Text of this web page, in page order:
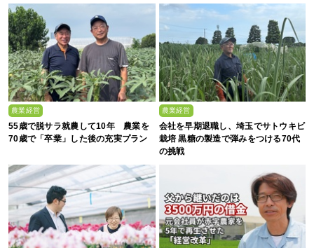
農業経営
55歳で脱サラ就農して10年 農業を
70歳で「卒業」した後の充実プラン
農業経営
会社を早期退職し、埼玉でサトウキビ
栽培 黒糖の製造で弾みをつける70代
の挑戦